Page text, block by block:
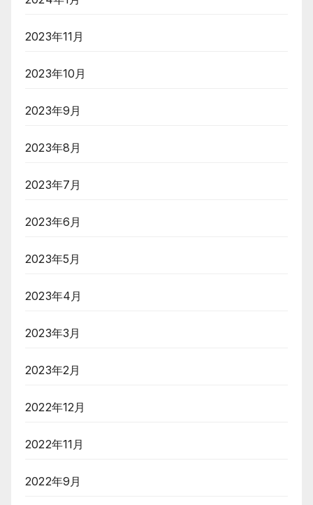
2023年11月
2023年10月
2023年9月
2023年8月
2023年7月
2023年6月
2023年5月
2023年4月
2023年3月
2023年2月
2022年12月
2022年11月
2022年9月